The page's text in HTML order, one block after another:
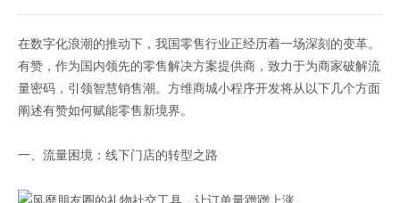
在数字化浪潮的推动下，我国零售行业正经历着一场深刻的变革。
有赞，作为国内领先的零售解决方案提供商，致力于为商家破解流
量密码，引领智慧销售潮。方维商城小程序开发将从以下几个方面
阐述有赞如何赋能零售新境界。
一、流量困境：线下门店的转型之路